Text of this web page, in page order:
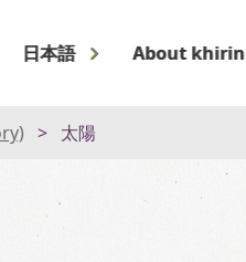
日本語 About khirin
太陽